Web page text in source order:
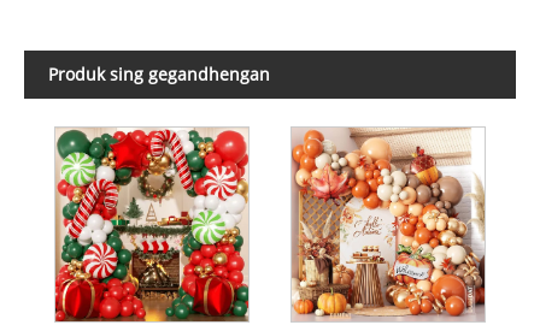
Produk sing gegandhengan